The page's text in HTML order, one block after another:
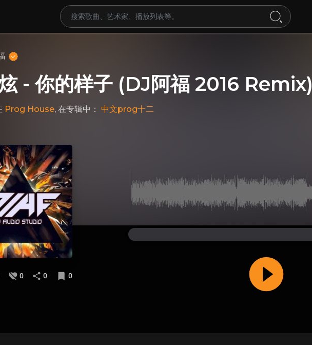
- 你的样子 (DJ阿福 2016 Remix)
Prog House, 在专辑中： 中文prog十二
0 0 0